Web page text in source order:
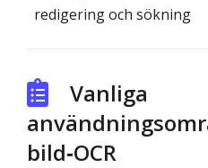
redigering och sökning
Vanliga
bild‑OCR